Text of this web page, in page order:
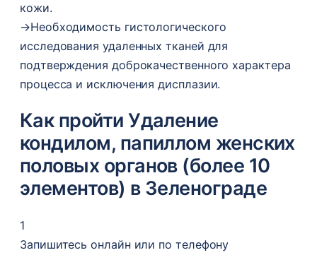
кожи.
→Необходимость гистологического
исследования удаленных тканей для
подтверждения доброкачественного характера
процесса и исключения дисплазии.
Как пройти Удаление
кондилом, папиллом женских
половых органов (более 10
элементов) в Зеленограде
1
Запишитесь онлайн или по телефону